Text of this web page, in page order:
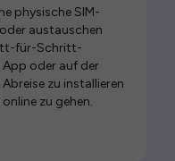
physische SIM-
austauschen
für-Schritt-
App oder auf der
zu installieren
zu gehen.